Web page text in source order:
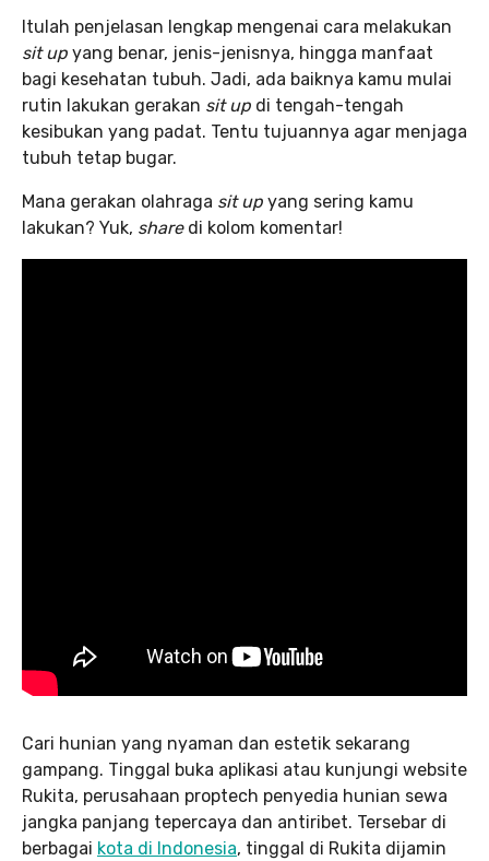
Itulah penjelasan lengkap mengenai cara melakukan
sit up yang benar, jenis-jenisnya, hingga manfaat
bagi kesehatan tubuh. Jadi, ada baiknya kamu mulai
rutin lakukan gerakan sit up di tengah-tengah
kesibukan yang padat. Tentu tujuannya agar menjaga
tubuh tetap bugar.
Mana gerakan olahraga sit up yang sering kamu
lakukan? Yuk, sharedi kolom komentar!
Cari hunian yang nyaman dan estetik sekarang
gampang. Tinggal buka aplikasi atau kunjungi website
Rukita, perusahaan proptech penyedia hunian sewa
jangka panjang tepercaya dan antiribet. Tersebar di
berbagai kota di Indonesia, tinggal di Rukita dijamin